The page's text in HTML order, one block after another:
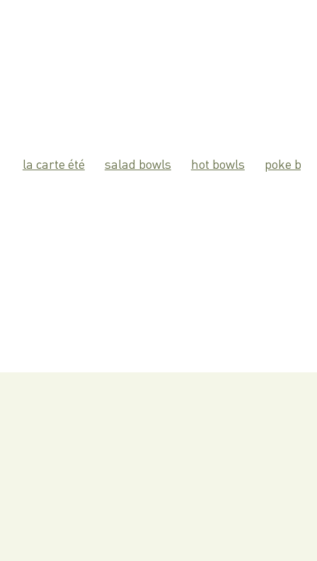
la carte été salad bowls hot bowls poke